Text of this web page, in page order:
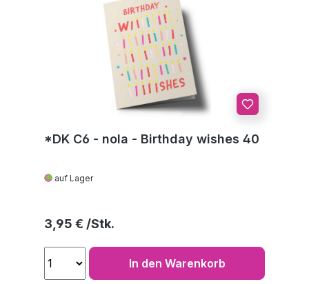
*DK C6 - nola - Birthday wishes 40
auf Lager
Regulärer Preis:
3,95 €
In den Warenkorb